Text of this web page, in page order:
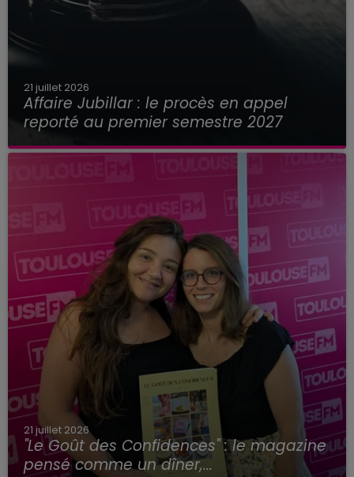
21 juillet 2026
Affaire Jubillar : le procès en appel
reporté au premier semestre 2027
21 juillet 2026
"Le Goût des Confidences" : le magazine
pensé comme un dîner,...